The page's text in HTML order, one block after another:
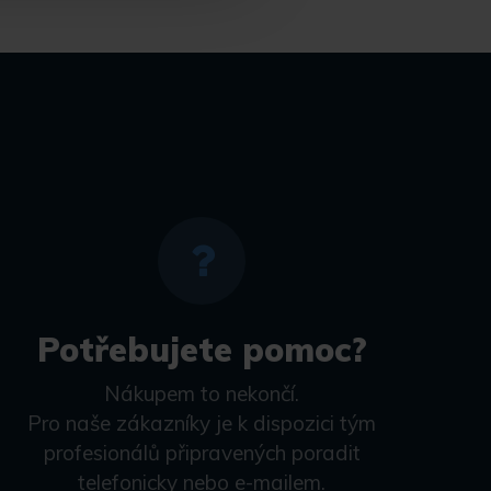
Potřebujete pomoc?
Nákupem to nekončí.
Pro naše zákazníky je k dispozici tým
profesionálů připravených poradit
telefonicky nebo e-mailem.